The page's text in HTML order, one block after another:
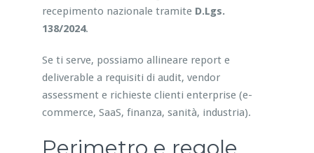
recepimento nazionale tramite D.Lgs.
138/2024.
Se ti serve, possiamo allineare report e
deliverable a requisiti di audit, vendor
assessment e richieste clienti enterprise (e-
commerce, SaaS, finanza, sanità, industria).
Perimetro e regole